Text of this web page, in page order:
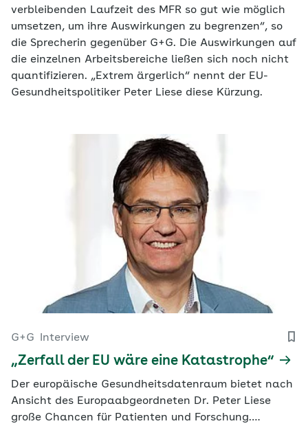
verbleibenden Laufzeit des MFR so gut wie möglich
umsetzen, um ihre Auswirkungen zu begrenzen“, so
die Sprecherin gegenüber G+G. Die Auswirkungen auf
die einzelnen Arbeitsbereiche ließen sich noch nicht
quantifizieren. „Extrem ärgerlich“ nennt der EU-
Gesundheitspolitiker Peter Liese diese Kürzung.
G+G Interview
„Zerfall der EU wäre eine Katastrophe“
Der europäische Gesundheitsdatenraum bietet nach
Ansicht des Europaabgeordneten Dr. Peter Liese
große Chancen für Patienten und Forschung.